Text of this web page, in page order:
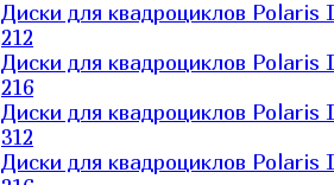
Диски для квадроциклов Polaris
212
Диски для квадроциклов Polaris
216
Диски для квадроциклов Polaris
312
Диски для квадроциклов Polaris